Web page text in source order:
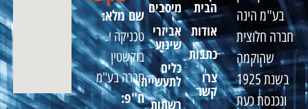
בע"מ הינה
חברה חלוצית
שהוקמה
בשנת 1925
ונכנסת כעת
הבית
אודות
כתבות
צרו
קשר
מיסבים
אביזרי
שינוע
כלים
לתעשייה
רשתות
שם מלא:
טכניקה י.
בוקשטין
חברה בע"מ
ח"פ: